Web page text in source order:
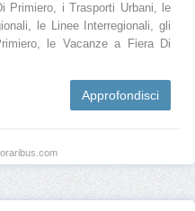
Primiero, i Trasporti Urbani, le
le Linee Interregionali, gli
le Vacanze a Fiera Di
Approfondisci